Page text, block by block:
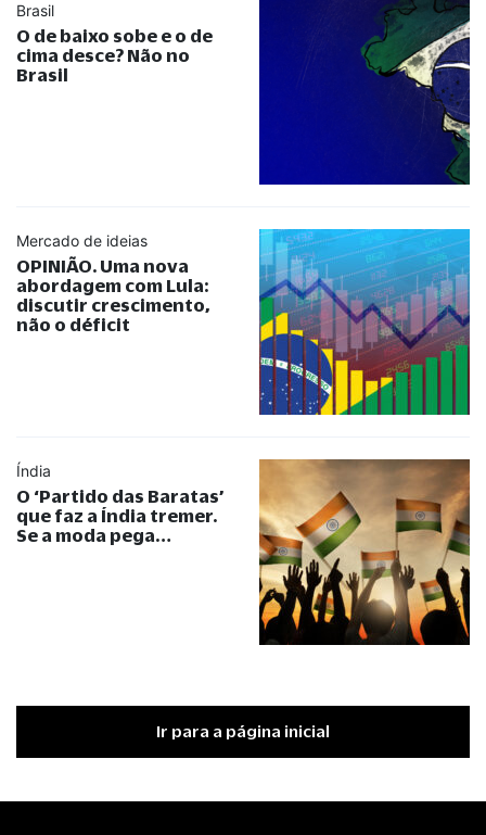
Brasil
O de baixo sobe e o de
cima desce? Não no
Brasil
Mercado de ideias
OPINIÃO. Uma nova
abordagem com Lula:
discutir crescimento,
não o déficit
Índia
O ‘Partido das Baratas’
que faz a Índia tremer.
Se a moda pega…
Ir para a página inicial